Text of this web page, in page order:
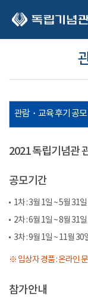
관람・교육 후기 공모
2021 독립기념관
공모기간
1차 : 3월 1일 ~ 5월 31일
2차 : 6월 1일 ~ 8월 31일
3차 : 9월 1일 ~ 11월 30
※ 입상자 경품 : 온라인
참가안내